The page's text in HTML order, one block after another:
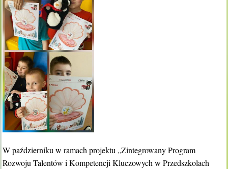
W październiku w ramach projektu „Zintegrowany Program
Rozwoju Talentów i Kompetencji Kluczowych w Przedszkolach